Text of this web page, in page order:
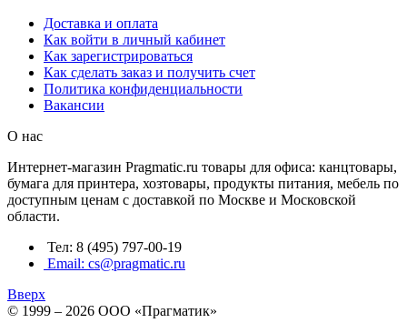
Доставка и оплата
Как войти в личный кабинет
Как зарегистрироваться
Как сделать заказ и получить счет
Политика конфиденциальности
Вакансии
О нас
Интернет-магазин Pragmatic.ru товары для офиса: канцтовары,
бумага для принтера, хозтовары, продукты питания, мебель по
доступным ценам с доставкой по Москве и Московской
области.
Тел: 8 (495) 797-00-19
Email: cs@pragmatic.ru
Вверх
© 1999 – 2026 ООО «Прагматик»